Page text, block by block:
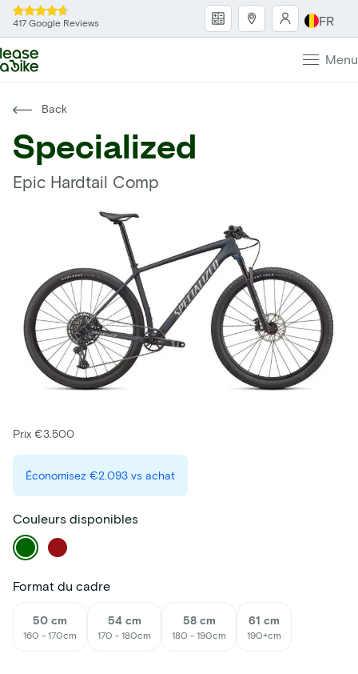
417 Google Reviews FR
Menu
Back
Specialized
Epic Hardtail Comp
Prix €3.500
Économisez €2.093 vs achat
Couleurs disponibles
Format du cadre
50 cm
160 - 170cm
54 cm
170 - 180cm
58 cm
180 - 190cm
61 cm
190+cm